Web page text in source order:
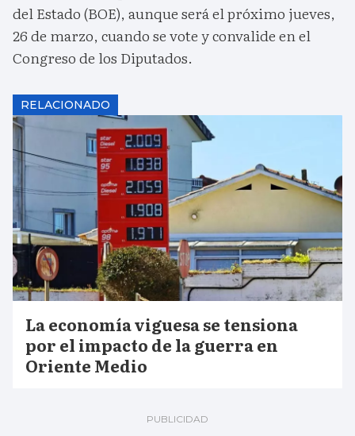
del Estado (BOE), aunque será el próximo jueves,
26 de marzo, cuando se vote y convalide en el
Congreso de los Diputados.
RELACIONADO
La economía viguesa se tensiona
por el impacto de la guerra en
Oriente Medio